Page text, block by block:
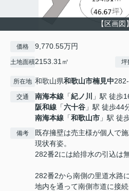
【区画図】
価格 9,770.55万円
土地面積2153.31㎡ 坪
所在地 和歌山県和歌山市楠見中
交通 南海本線 「紀ノ川
」駅 徒歩
阪和線 「六十谷 」駅 徒歩44
南海本線 「和歌山市 」駅 徒
備考
既存擁壁は売主様が個人で施
現状有姿。
282番2には給排水の引込は無
282番2から南側の里道水路
地内を通って南側市道に接続